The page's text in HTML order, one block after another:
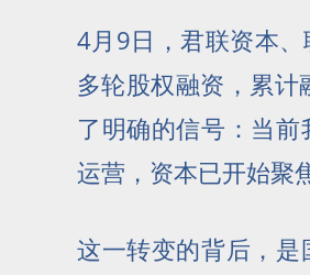
4月9日，君联资本
多轮股权融资，累
了明确的信号：当
运营，资本已开始聚
这一转变的背后，